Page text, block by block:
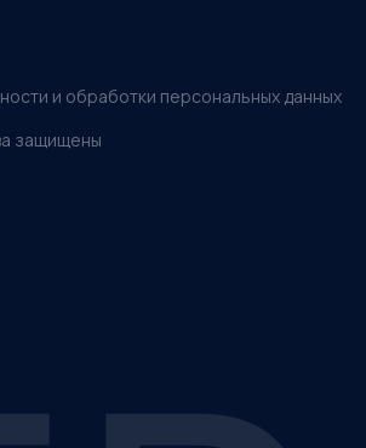
и обработки персональных данных
защищены